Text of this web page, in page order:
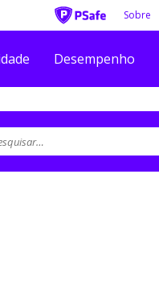
Sobre
Desempenho